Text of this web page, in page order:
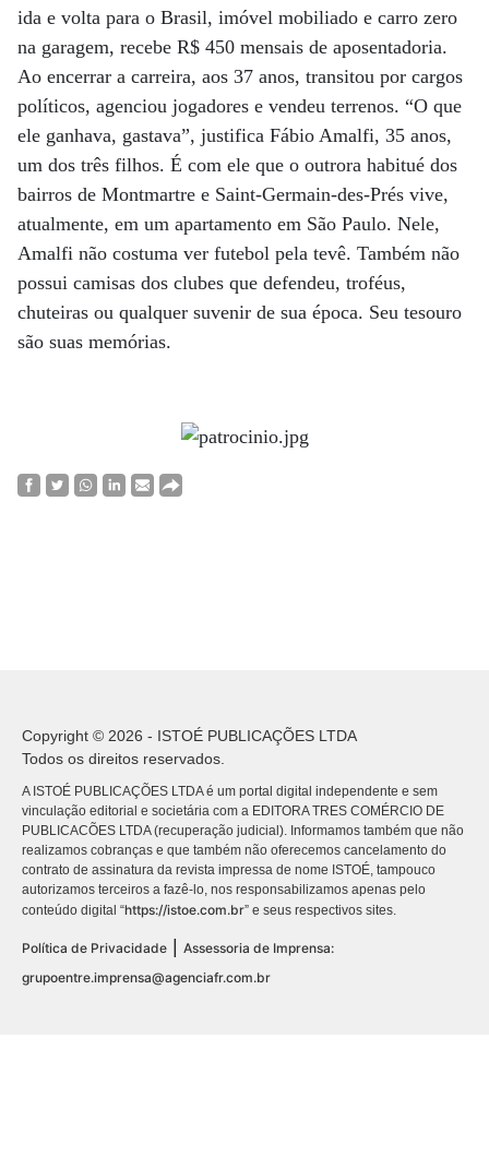
ida e volta para o Brasil, imóvel mobiliado e carro zero
na garagem, recebe R$ 450 mensais de aposentadoria.
Ao encerrar a carreira, aos 37 anos, transitou por cargos
políticos, agenciou jogadores e vendeu terrenos. “O que
ele ganhava, gastava”, justifica Fábio Amalfi, 35 anos,
um dos três filhos. É com ele que o outrora habitué dos
bairros de Montmartre e Saint-Germain-des-Prés vive,
atualmente, em um apartamento em São Paulo. Nele,
Amalfi não costuma ver futebol pela tevê. Também não
possui camisas dos clubes que defendeu, troféus,
chuteiras ou qualquer suvenir de sua época. Seu tesouro
são suas memórias.
Copyright © 2026 - ISTOÉ PUBLICAÇÕES LTDA
Todos os direitos reservados.
A ISTOÉ PUBLICAÇÕES LTDA é um portal digital independente e sem
vinculação editorial e societária com a EDITORA TRES COMÉRCIO DE
PUBLICACÕES LTDA (recuperação judicial). Informamos também que não
realizamos cobranças e que também não oferecemos cancelamento do
contrato de assinatura da revista impressa de nome ISTOÉ, tampouco
autorizamos terceiros a fazê-lo, nos responsabilizamos apenas pelo
conteúdo digital “https://istoe.com.br” e seus respectivos sites.
Política de Privacidade
Assessoria de Imprensa:
grupoentre.imprensa@agenciafr.com.br